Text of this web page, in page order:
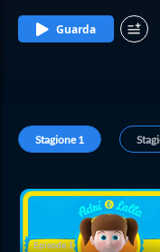
Guarda
Stagione1
Episode1